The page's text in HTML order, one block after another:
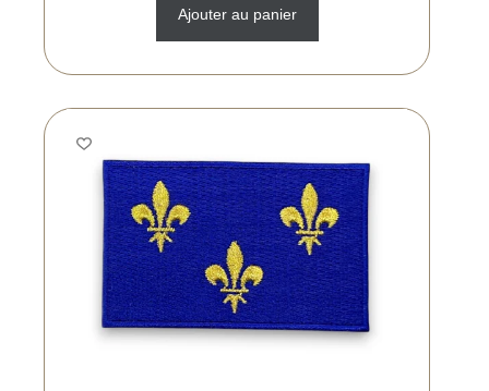
Ajouter au panier